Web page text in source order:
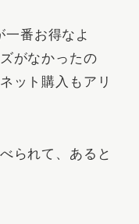
番お得なよ
がなかったの
ット購入もアリ
られて、あると